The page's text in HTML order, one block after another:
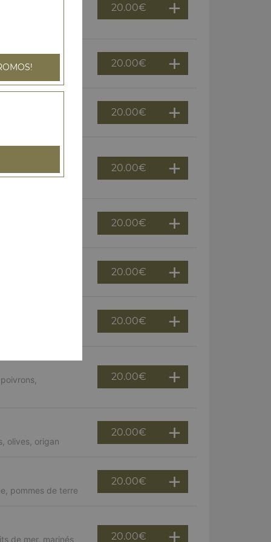
20.00€
origan
20.00€
20.00€
20.00€
20.00€
20.00€
20.00€
20.00€
olives, origan
20.00€
pommes de terre
20.00€
de mer, marinés 20.00€